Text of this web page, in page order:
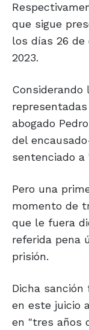
que sigue
los días 26 de
2023.
abogado
del
sentenciado a
Pero una
momento de
que le fuera
referida pena
prisión.
Dicha
en este juicio
en "tres años